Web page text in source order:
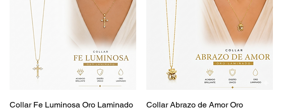
Collar Fe Luminosa Oro Laminado
Collar Abrazo de Amor Oro